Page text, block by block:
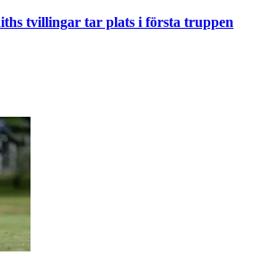
tvillingar tar plats i första truppen